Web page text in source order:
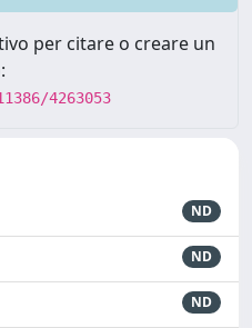
per citare o creare un
4263053
ND
ND
ND